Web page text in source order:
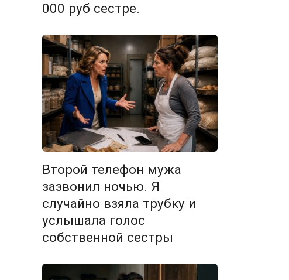
000 руб сестре.
Второй телефон мужа
зазвонил ночью. Я
случайно взяла трубку и
услышала голос
собственной сестры